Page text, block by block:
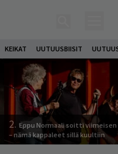
KEIKAT UUTUUSBIISIT
2. Eppu Normaali soitti viimeisen
– nämä kappaleet sillä kuultiin